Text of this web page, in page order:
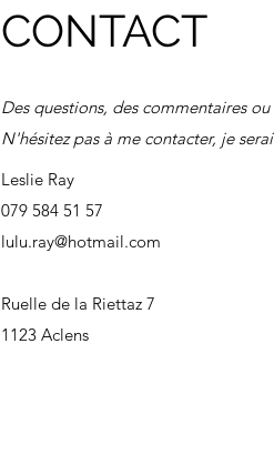
CONTACT
Des questions, des commentaires
N'hésitez pas à me contacter, je
Leslie Ray
079 584 51 57
lulu.ray@hotmail.com
Ruelle de la Riettaz 7
1123 Aclens